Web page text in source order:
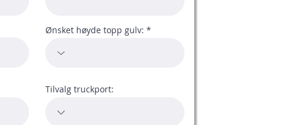
Ønsket høyde topp gulv:
Tilvalg truckport: